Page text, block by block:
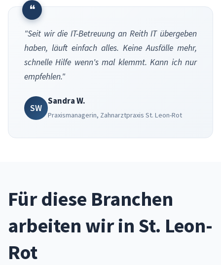
❝
"Seit wir die IT-Betreuung an Reith IT übergeben
haben, läuft einfach alles. Keine Ausfälle mehr,
schnelle Hilfe wenn's mal klemmt. Kann ich nur
empfehlen."
SW
Sandra W.
Praxismanagerin, Zahnarztpraxis St. Leon-Rot
Für diese Branchen
arbeiten wir in St. Leon-
Rot